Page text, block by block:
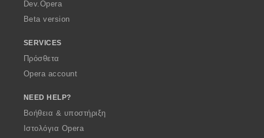
Dev.Opera
Beta version
SERVICES
Πρόσθετα
Opera account
NEED HELP?
Βοήθεια & υποστήριξη
Ιστολόγια Opera